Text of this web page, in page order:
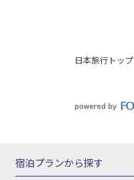
日本旅行トップ
宿泊プランから探す